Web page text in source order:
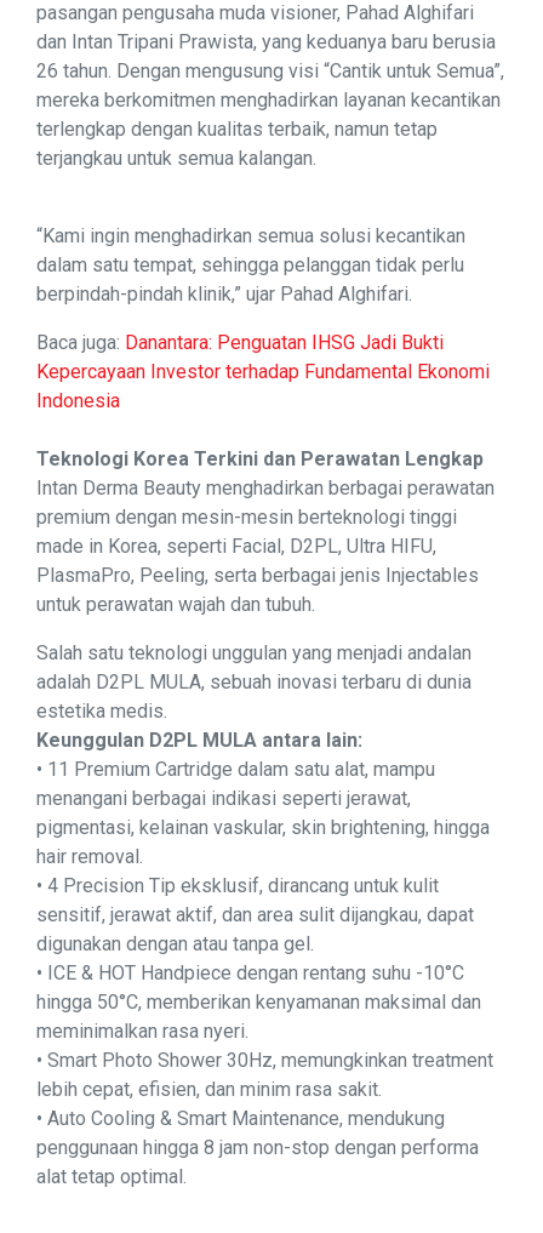
pasangan pengusaha muda visioner, Pahad Alghifari
dan Intan Tripani Prawista, yang keduanya baru berusia
26 tahun. Dengan mengusung visi “Cantik untuk Semua”,
mereka berkomitmen menghadirkan layanan kecantikan
terlengkap dengan kualitas terbaik, namun tetap
terjangkau untuk semua kalangan.
“Kami ingin menghadirkan semua solusi kecantikan
dalam satu tempat, sehingga pelanggan tidak perlu
berpindah-pindah klinik,” ujar Pahad Alghifari.
Baca juga: Danantara: Penguatan IHSG Jadi Bukti
Kepercayaan Investor terhadap Fundamental Ekonomi
Indonesia
Teknologi Korea Terkini dan Perawatan Lengkap
Intan Derma Beauty menghadirkan berbagai perawatan
premium dengan mesin-mesin berteknologi tinggi
made in Korea, seperti Facial, D2PL, Ultra HIFU,
PlasmaPro, Peeling, serta berbagai jenis Injectables
untuk perawatan wajah dan tubuh.
Salah satu teknologi unggulan yang menjadi andalan
adalah D2PL MULA, sebuah inovasi terbaru di dunia
estetika medis.
Keunggulan D2PL MULA antara lain:
• 11 Premium Cartridge dalam satu alat, mampu
menangani berbagai indikasi seperti jerawat,
pigmentasi, kelainan vaskular, skin brightening, hingga
hair removal.
• 4 Precision Tip eksklusif, dirancang untuk kulit
sensitif, jerawat aktif, dan area sulit dijangkau, dapat
digunakan dengan atau tanpa gel.
• ICE & HOT Handpiece dengan rentang suhu -10°C
hingga 50°C, memberikan kenyamanan maksimal dan
meminimalkan rasa nyeri.
• Smart Photo Shower 30Hz, memungkinkan treatment
lebih cepat, efisien, dan minim rasa sakit.
• Auto Cooling & Smart Maintenance, mendukung
penggunaan hingga 8 jam non-stop dengan performa
alat tetap optimal.